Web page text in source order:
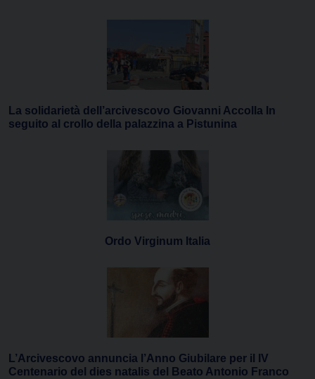
La solidarietà dell’arcivescovo Giovanni Accolla In
seguito al crollo della palazzina a Pistunina
Ordo Virginum Italia
L’Arcivescovo annuncia l’Anno Giubilare per il IV
Centenario del dies natalis del Beato Antonio Franco